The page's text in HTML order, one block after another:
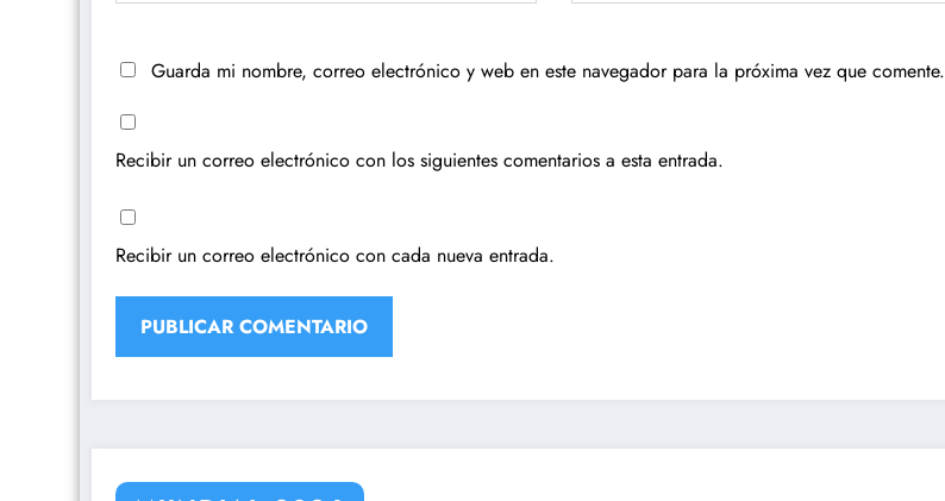
Guarda mi nombre, correo electrónico y web en este navegador para la próxima vez que comente.
Recibir un correo electrónico con los siguientes comentarios a esta entrada.
Recibir un correo electrónico con cada nueva entrada.